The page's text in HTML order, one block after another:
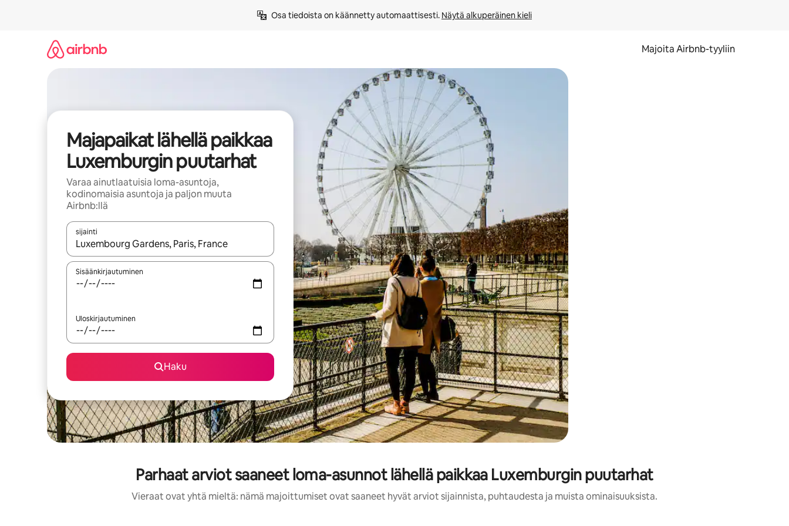
Osa tiedoista on käännetty automaattisesti. Näytä alkuperäinen kieli
Majoita Airbnb-tyyliin
Majapaikat lähellä paikkaa
Luxemburgin puutarhat
Varaa ainutlaatuisia loma-asuntoja,
kodinomaisia asuntoja ja paljon muuta
Airbnb:llä
sijainti
Kun tulokset ovat saatavilla, navigoi ylös- ja alas-nuolinäppäimillä tai tutustu koskettamalla tai pyyhkäisemällä.
Sisäänkirjautuminen
Uloskirjautuminen
Haku
Parhaat arviot saaneet loma-asunnot lähellä paikkaa Luxemburgin puutarhat
Vieraat ovat yhtä mieltä: nämä majoittumiset ovat saaneet hyvät arviot sijainnista, puhtaudesta ja muista ominaisuuksista.